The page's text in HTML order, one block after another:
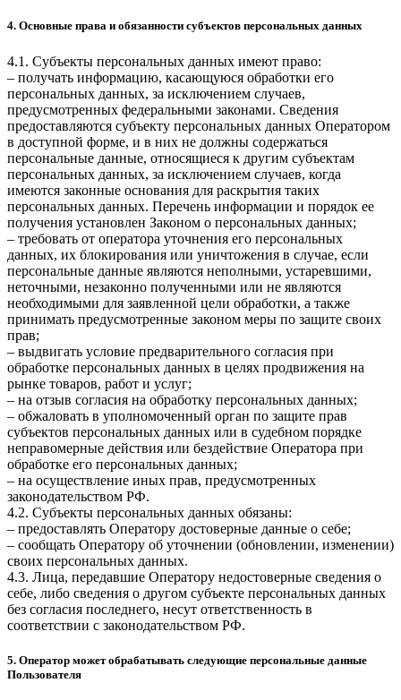
4. Основные права и обязанности субъектов персональных данных
4.1. Субъекты персональных данных имеют право:
– получать информацию, касающуюся обработки его
персональных данных, за исключением случаев,
предусмотренных федеральными законами. Сведения
предоставляются субъекту персональных данных Оператором
в доступной форме, и в них не должны содержаться
персональные данные, относящиеся к другим субъектам
персональных данных, за исключением случаев, когда
имеются законные основания для раскрытия таких
персональных данных. Перечень информации и порядок ее
получения установлен Законом о персональных данных;
– требовать от оператора уточнения его персональных
данных, их блокирования или уничтожения в случае, если
персональные данные являются неполными, устаревшими,
неточными, незаконно полученными или не являются
необходимыми для заявленной цели обработки, а также
принимать предусмотренные законом меры по защите своих
прав;
– выдвигать условие предварительного согласия при
обработке персональных данных в целях продвижения на
рынке товаров, работ и услуг;
– на отзыв согласия на обработку персональных данных;
– обжаловать в уполномоченный орган по защите прав
субъектов персональных данных или в судебном порядке
неправомерные действия или бездействие Оператора при
обработке его персональных данных;
– на осуществление иных прав, предусмотренных
законодательством РФ.
4.2. Субъекты персональных данных обязаны:
– предоставлять Оператору достоверные данные о себе;
– сообщать Оператору об уточнении (обновлении, изменении)
своих персональных данных.
4.3. Лица, передавшие Оператору недостоверные сведения о
себе, либо сведения о другом субъекте персональных данных
без согласия последнего, несут ответственность в
соответствии с законодательством РФ.
5. Оператор может обрабатывать следующие персональные данные
Пользователя